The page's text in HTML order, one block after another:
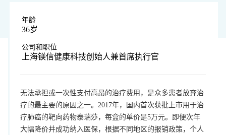
年龄
36岁
公司和职位
上海镁信健康科技创始人兼首席执行官
无法承担或一次性支付高昂的治疗费用，是众多患者放弃治
疗的最主要的原因之一。2017年，国内首次获批上市用于治
疗肺癌的靶向药物泰瑞莎，每盒的单价是5万元。即便次年
大幅降价并成功纳入医保，根据不同地区的报销政策，个人